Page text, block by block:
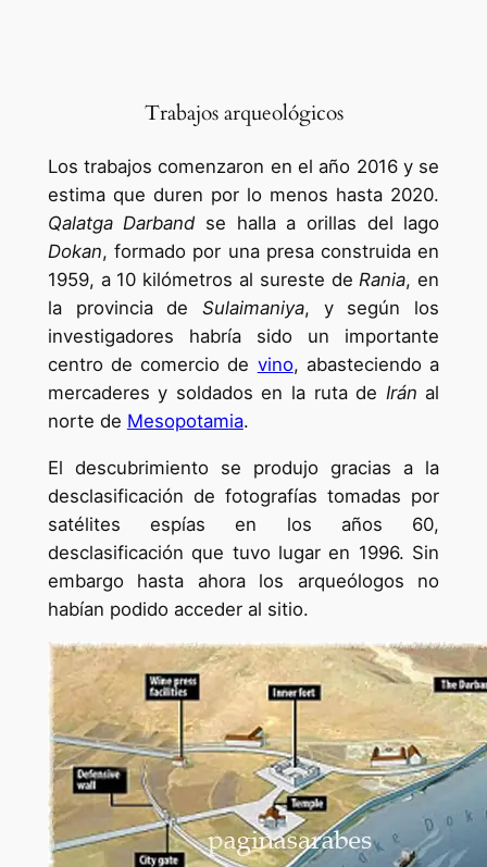
Trabajos arqueológicos
Los trabajos comenzaron en el año 2016 y se
estima que duren por lo menos hasta 2020.
Qalatga Darband se halla a orillas del lago
Dokan, formado por una presa construida en
1959, a 10 kilómetros al sureste deRania, en
la provincia de Sulaimaniya, y según los
investigadores habría sido un importante
centro de comercio de vino, abasteciendo a
mercaderes y soldados en la ruta de Irán al
norte de Mesopotamia.
El descubrimiento se produjo gracias a la
desclasificación de fotografías tomadas por
satélites espías en los años 60,
desclasificación que tuvo lugar en 1996. Sin
embargo hasta ahora los arqueólogos no
habían podido acceder al sitio.